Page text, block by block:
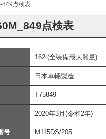
849点検表
点検表
162t(全装備最大質量)
日本車輛製造
T75849
2020年3月(令和2年)
号 M115DS/205